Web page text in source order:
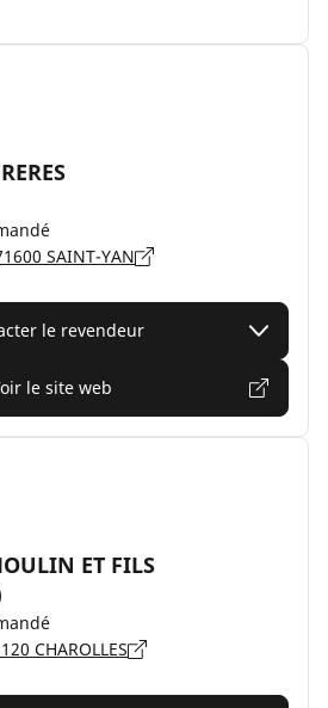
SAINT-YAN
le revendeur
le site web
ET FILS
CHAROLLES